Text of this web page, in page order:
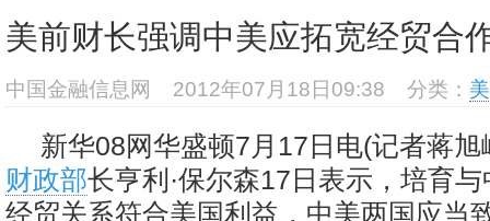
美前财长强调中美应拓宽经贸合
中国金融信息网 2012年07月18日09:38 分类：
新华08网华盛顿7月17日电(记者蒋
财政部长亨利·保尔森17日表示，培育
经贸关系符合美国利益，中美两国应当